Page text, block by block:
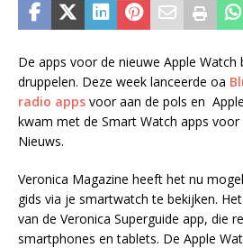
De apps voor de nieuwe Apple Watch
druppelen. Deze week lanceerde oa
radio apps voor aan de pols en
kwam met de Smart Watch apps voor
Nieuws.
Veronica Magazine heeft het nu
gids via je smartwatch te bekijken.
van de Veronica Superguide app, die
smartphones en tablets. De Apple